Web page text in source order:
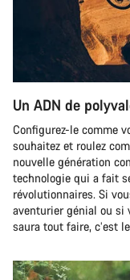
Un ADN de
Configurez-le comme
souhaitez et roulez
nouvelle génération
technologie qui a fait
révolutionnaires. Si
aventurier génial ou si
saura tout faire, c’est